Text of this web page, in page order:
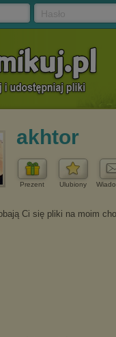
akhtor
Prezent Ulubiony